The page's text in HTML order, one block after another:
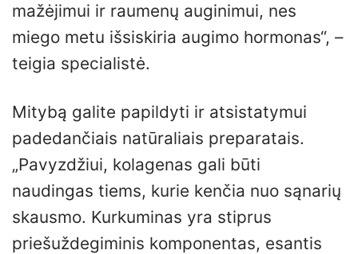
mažėjimui ir raumenų auginimui, nes
miego metu išsiskiria augimo hormonas“, –
teigia specialistė.
Mitybą galite papildyti ir atsistatymui
padedančiais natūraliais preparatais.
„Pavyzdžiui, kolagenas gali būti
naudingas tiems, kurie kenčia nuo sąnarių
skausmo. Kurkuminas yra stiprus
priešuždegiminis komponentas, esantis